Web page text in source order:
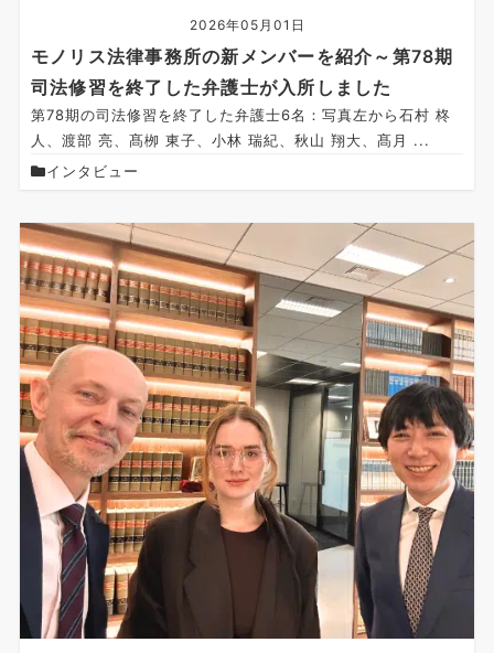
2026年05月01日
モノリス法律事務所の新メンバーを紹介～第78期
司法修習を終了した弁護士が入所しました
第78期の司法修習を終了した弁護士6名：写真左から石村 柊
人、渡部 亮、髙栁 東子、小林 瑞紀、秋山 翔大、髙月 ...
インタビュー